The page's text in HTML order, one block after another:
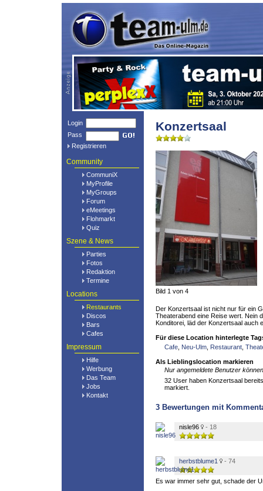
Login
Pass
Registrieren
Community
CommuniX
MyProfile
MyGroups
Forum
eMeetings
Flohmarkt
Quiz
Szene & News
Parties
Fotos
Redaktion
Termine
Locations
Restaurants
Discos
Bars
Cafes
Impressum
Hilfe
Werbung
Das Team
Jobs
Kontakt
Konzertsaal
Bild 1 von 4
Der Konzertsaal ist nicht nur für ein
Theaterabend eine Reise wert. Nein
Konditorei, läd der Konzertsaal auch
Für diese Location hinterlegte
Cafe Neu-Ulm Restaurant
Als Lieblingslocation markieren
Nur angemeldete Benutzer
32 User haben Konzertsaal
markiert.
3 Bewertungen mit
nisle96 - 18
herbstblume1 - 74
Es war immer sehr gut, schade der